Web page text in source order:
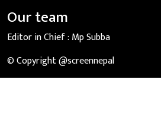
Our team
Editor in Chief : Mp Subba
© Copyright @screennepal